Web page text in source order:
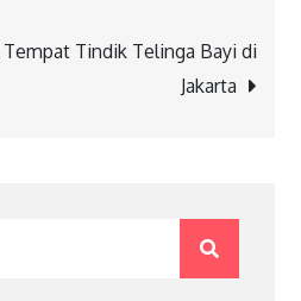
Tempat Tindik Telinga Bayi di
Jakarta